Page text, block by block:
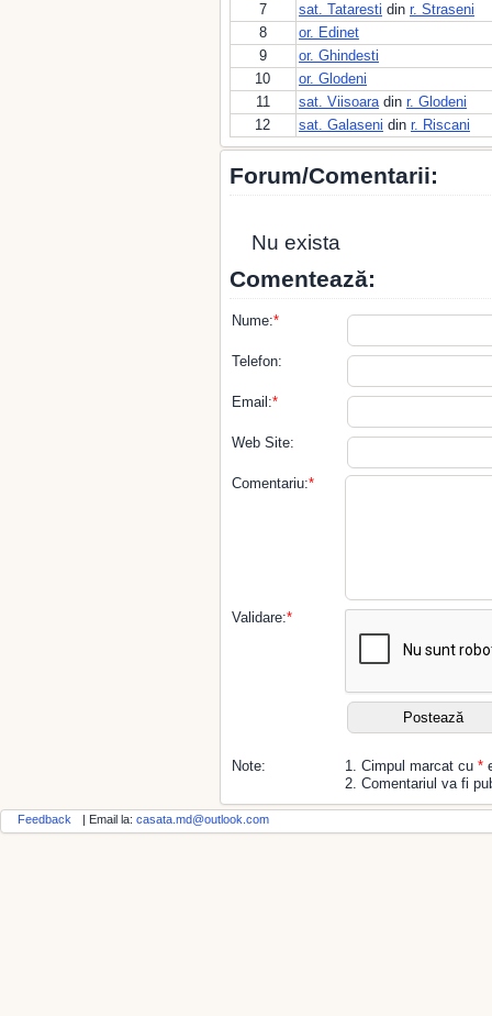
7
sat. Tataresti din r. Straseni
8
or. Edinet
9
or. Ghindesti
10
or. Glodeni
11
sat. Viisoaradin r. Glodeni
12
sat. Galaseni din r. Riscani
Forum/Comentarii:
Nu exista
Comentează:
Nume:*
Telefon:
Email:*
Web Site:
Comentariu:*
Validare:*
Note: 1. Cimpul marcat cu *
2. Comentariul va fi
Feedback | Email la: casata.md@outlook.com